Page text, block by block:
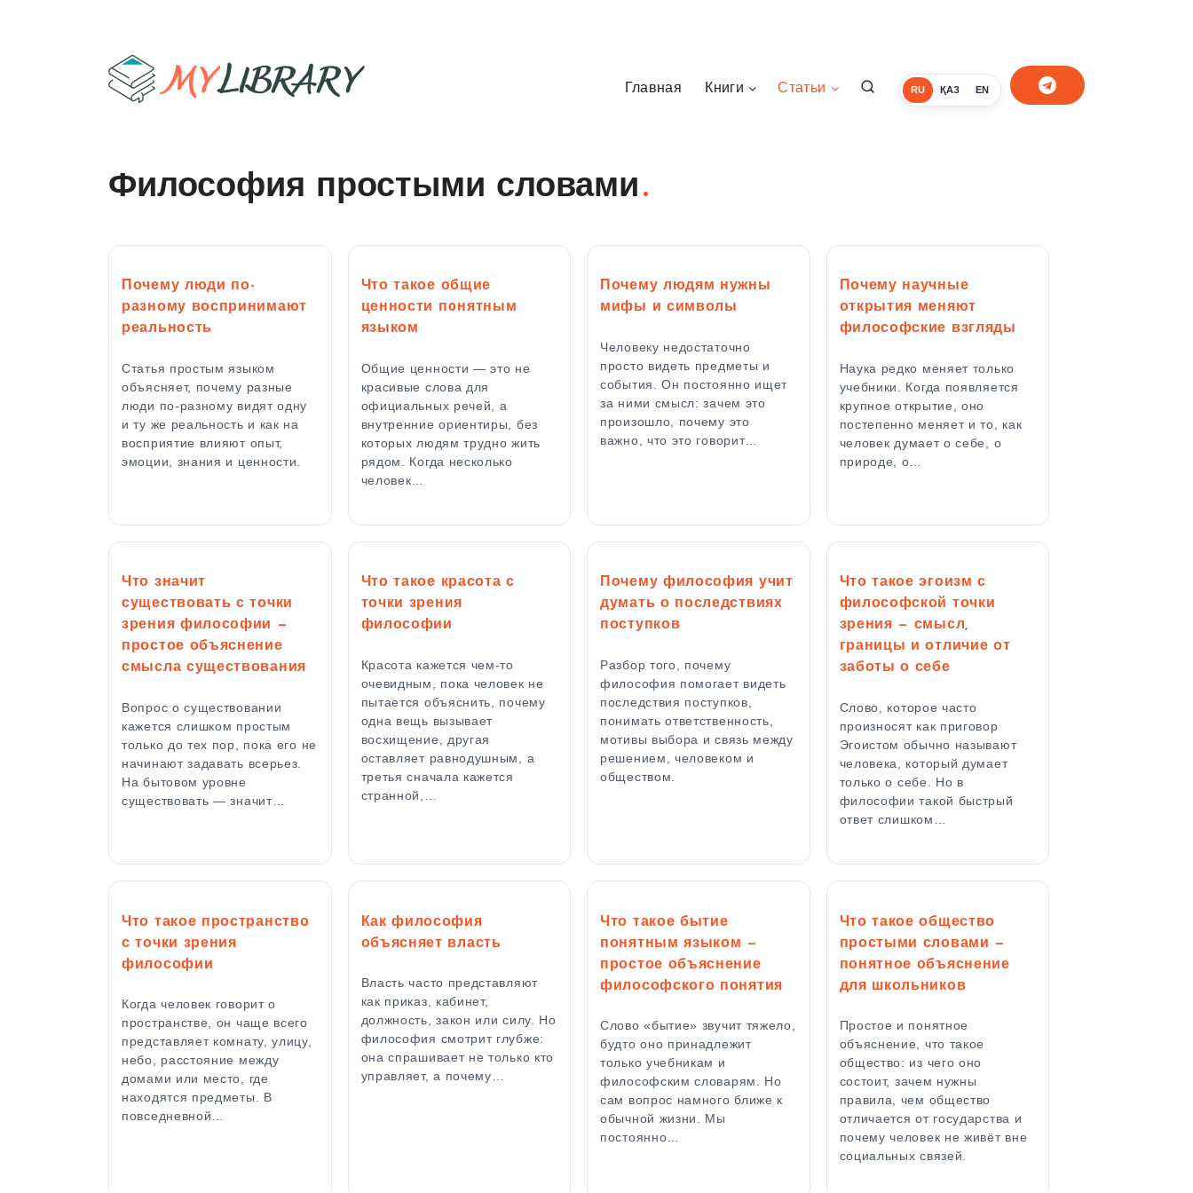
RU ҚАЗ EN
Главная Книги Статьи
Философия простыми словами
Почему люди по-
разному воспринимают
реальность
Статья простым языком
объясняет, почему разные
люди по-разному видят одну
и ту же реальность и как на
восприятие влияют опыт,
эмоции, знания и ценности.
Что такое общие
ценности понятным
языком
Общие ценности — это не
красивые слова для
официальных речей, а
внутренние ориентиры, без
которых людям трудно жить
рядом. Когда несколько
человек…
Почему людям нужны
мифы и символы
Человеку недостаточно
просто видеть предметы и
события. Он постоянно ищет
за ними смысл: зачем это
произошло, почему это
важно, что это говорит…
Почему научные
открытия меняют
философские взгляды
Наука редко меняет только
учебники. Когда появляется
крупное открытие, оно
постепенно меняет и то, как
человек думает о себе, о
природе, о…
Что значит
существовать с точки
зрения философии —
простое объяснение
смысла существования
Вопрос о существовании
кажется слишком простым
только до тех пор, пока его не
начинают задавать всерьез.
На бытовом уровне
существовать — значит…
Что такое красота с
точки зрения
философии
Красота кажется чем-то
очевидным, пока человек не
пытается объяснить, почему
одна вещь вызывает
восхищение, другая
оставляет равнодушным, а
третья сначала кажется
странной,…
Почему философия учит
думать о последствиях
поступков
Разбор того, почему
философия помогает видеть
последствия поступков,
понимать ответственность,
мотивы выбора и связь между
решением, человеком и
обществом.
Что такое эгоизм с
философской точки
зрения — смысл,
границы и отличие от
заботы о себе
Слово, которое часто
произносят как приговор
Эгоистом обычно называют
человека, который думает
только о себе. Но в
философии такой быстрый
ответ слишком…
Что такое пространство
с точки зрения
философии
Когда человек говорит о
пространстве, он чаще всего
представляет комнату, улицу,
небо, расстояние между
домами или место, где
находятся предметы. В
повседневной…
Как философия
объясняет власть
Власть часто представляют
как приказ, кабинет,
должность, закон или силу. Но
философия смотрит глубже:
она спрашивает не только кто
управляет, а почему…
Что такое бытие
понятным языком —
простое объяснение
философского понятия
Слово «бытие» звучит тяжело,
будто оно принадлежит
только учебникам и
философским словарям. Но
сам вопрос намного ближе к
обычной жизни. Мы
постоянно…
Что такое общество
простыми словами —
понятное объяснение
для школьников
Простое и понятное
объяснение, что такое
общество: из чего оно
состоит, зачем нужны
правила, чем общество
отличается от государства и
почему человек не живёт вне
социальных связей.